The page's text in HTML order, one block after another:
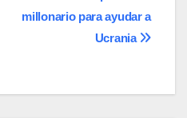
millonario para ayudar a
Ucrania